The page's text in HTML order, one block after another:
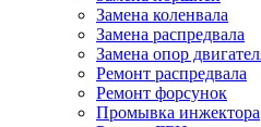
Замена коленвала
Замена распредвала
Замена опор
Ремонт распредвала
Ремонт форсунок
Промывка инжектора